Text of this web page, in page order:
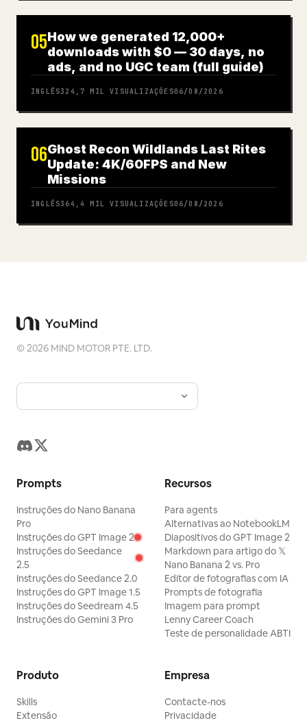
05How we generated 12,000+
downloads with $0 — 30 days, no
ads, and no UGC team (full guide)
INGLÊS324,7 MIL VISUALIZAÇÕES06/08/2026
06Ghost Recon Wildlands Last Rites
Update: 4K/60FPS and New
Missions
INGLÊS364,4 MIL VISUALIZAÇÕES06/08/2026
©2026 MIND MOTOR PTE. LTD.
Prompts
Instruções do Nano Banana
Pro
Instruções do GPT Image 2
Instruções do Seedance
2.5
Instruções do Seedance 2.0
Instruções do GPT Image 1.5
Instruções do Seedream 4.5
Instruções do Gemini 3 Pro
Recursos
Para agents
Alternativas ao NotebookLM
Diapositivos do GPT Image 2
Markdown para artigo do 𝕏
Nano Banana 2 vs. Pro
Editor de fotografias com IA
Prompts de fotografia
Imagem para prompt
Lenny Career Coach
Teste de personalidade ABTI
Produto
Skills
Extensão
Empresa
Contacte-nos
Privacidade